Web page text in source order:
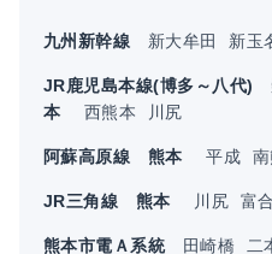
九州新幹線 新大牟田 新玉
JR鹿児島本線(博多～八代)
本
西熊本 川尻
阿蘇高原線 熊本 平成
JR三角線 熊本 川尻 富合
熊本市電Ａ系統 田崎橋 二